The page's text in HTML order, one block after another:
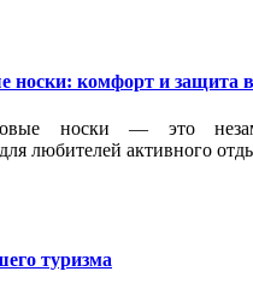
носки: комфорт и защита в
носки — это
любителей активного
туризма